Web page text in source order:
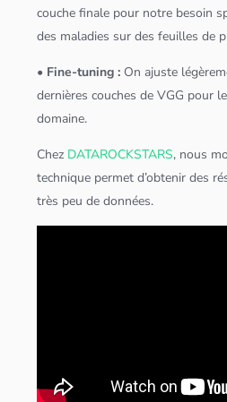
couche finale pour notre besoin
des maladies sur des feuilles de
• Fine-tuning : On ajuste
dernières couches de VGG pour
domaine.
Chez DATAROCKSTARS, nous
technique permet d’obtenir des
très peu dedonnées.